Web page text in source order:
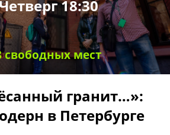
18:30
свободных мест
гранит…»:
в Петербурге